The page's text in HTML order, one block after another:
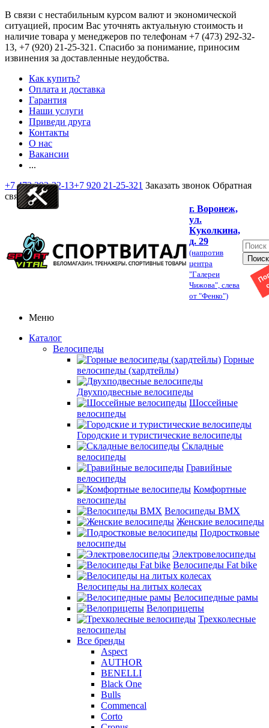
В связи с нестабильным курсом валют и экономической
ситуацией, просим Вас уточнять актуальную стоимость и
наличие товара у менеджеров по телефонам +7 (473) 292-32-
13, +7 (920) 21-25-321 . Спасибо за понимание, приносим
извинения за доставленные неудобства.
Как купить?
Оплата и доставка
Гарантия
Наши услуги
Приведи друга
Контакты
О нас
Вакансии
...
+7 473 292-32-13+7 920 21-25-321 Заказать звонок Обратная
связь
г. Воронеж,
ул.
Куколкина,
д. 29
(напротив
центра
"Галереи
Чижова", слева
от "Фенко")
Меню
Каталог
Велосипеды
Горные
велосипеды (хардтейлы)
Двухподвесные велосипеды
Шоссейные
велосипеды
Городские и туристические велосипеды
Складные
велосипеды
Гравийные
велосипеды
Комфортные
велосипеды
Велосипеды BMX
Женские велосипеды
Подростковые
велосипеды
Электровелосипеды
Велосипеды Fat bike
Велосипеды на литых колесах
Велосипедные рамы
Велоприцепы
Трехколесные
велосипеды
Все бренды
Aspect
AUTHOR
BENELLI
Black One
Bulls
Commencal
Corto